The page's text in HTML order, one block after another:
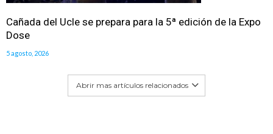
Cañada del Ucle se prepara para la 5ª edición de la Expo
Dose
5 agosto, 2026
Abrir mas artículos relacionados